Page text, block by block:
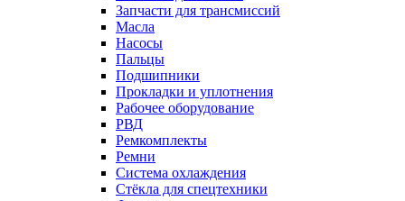
Запчасти для трансмиссий
Масла
Насосы
Пальцы
Подшипники
Прокладки и уплотнения
Рабочее оборудование
РВД
Ремкомплекты
Ремни
Система охлаждения
Стёкла для спецтехники